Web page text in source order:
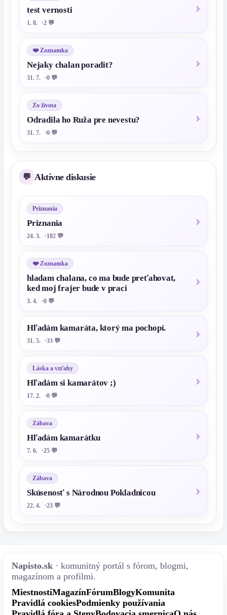
test vernosti
1. 8. 2 💬
❤️ Zoznamka
Nejaky chalan poradit?
31. 7. 0 💬
Zo života
Odradila ho Ruža pre nevestu?
31. 7. 0 💬
Aktívne diskusie
Priznania
Priznania
24. 3. 182 💬
❤️ Zoznamka
hladam chalana, co ma bude preťahovat,
ked moj frajer bude v praci
3. 4. 0 💬
Hľadám kamaráta, ktorý ma pochopí.
31. 5. 33 💬
Láska a vzťahy
Hľadám si kamarátov ;)
17. 2. 0 💬
Zábava
Hľadám kamarátku
7. 6. 25 💬
Zábava
Skúsenosť s Národnou Pokladnicou
22. 4. 23 💬
Napisto.sk · komunitný portál s fórom, blogmi,
magazínom a profilmi.
MiestnostiMagazínFórumBlogyKomunita
Pravidlá cookiesPodmienky používania